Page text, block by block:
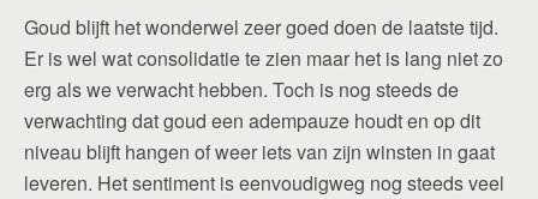
Goud blijft het wonderwel zeer goed doen de laatste tijd.
Er is wel wat consolidatie te zien maar het is lang niet zo
erg als we verwacht hebben. Toch is nog steeds de
verwachting dat goud een adempauze houdt en op dit
niveau blijft hangen of weer iets van zijn winsten in gaat
leveren. Het sentiment is eenvoudigweg nog steeds veel